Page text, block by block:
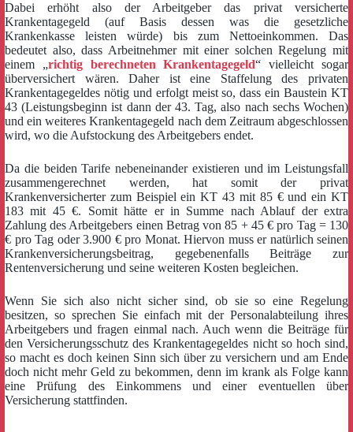
Dabei erhöht also der Arbeitgeber das privat versicherte
Krankentagegeld (auf Basis dessen was die gesetzliche
Krankenkasse leisten würde) bis zum Nettoeinkommen. Das
bedeutet also, dass Arbeitnehmer mit einer solchen Regelung mit
einem „richtig berechneten Krankentagegeld“ vielleicht sogar
überversichert wären. Daher ist eine Staffelung des privaten
Krankentagegeldes nötig und erfolgt meist so, dass ein Baustein KT
43 (Leistungsbeginn ist dann der 43. Tag, also nach sechs Wochen)
und ein weiteres Krankentagegeld nach dem Zeitraum abgeschlossen
wird, wo die Aufstockung des Arbeitgebers endet.
Da die beiden Tarife nebeneinander existieren und im Leistungsfall
zusammengerechnet werden, hat somit der privat
Krankenversicherter zum Beispiel ein KT 43 mit 85 € und ein KT
183 mit 45 €. Somit hätte er in Summe nach Ablauf der extra
Zahlung des Arbeitgebers einen Betrag von 85 + 45 € pro Tag = 130
€ pro Tag oder 3.900 € pro Monat. Hiervon muss er natürlich seinen
Krankenversicherungsbeitrag, gegebenenfalls Beiträge zur
Rentenversicherung und seine weiteren Kosten begleichen.
Wenn Sie sich also nicht sicher sind, ob sie so eine Regelung
besitzen, so sprechen Sie einfach mit der Personalabteilung ihres
Arbeitgebers und fragen einmal nach. Auch wenn die Beiträge für
den Versicherungsschutz des Krankentagegeldes nicht so hoch sind,
so macht es doch keinen Sinn sich über zu versichern und am Ende
doch nicht mehr Geld zu bekommen, denn im krank als Folge kann
eine Prüfung des Einkommens und einer eventuellen über
Versicherung stattfinden.